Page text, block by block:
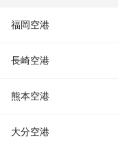
福岡空港
長崎空港
熊本空港
大分空港